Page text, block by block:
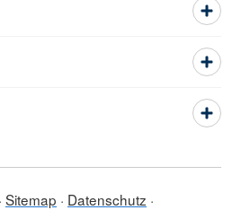
Sitemap
Datenschutz